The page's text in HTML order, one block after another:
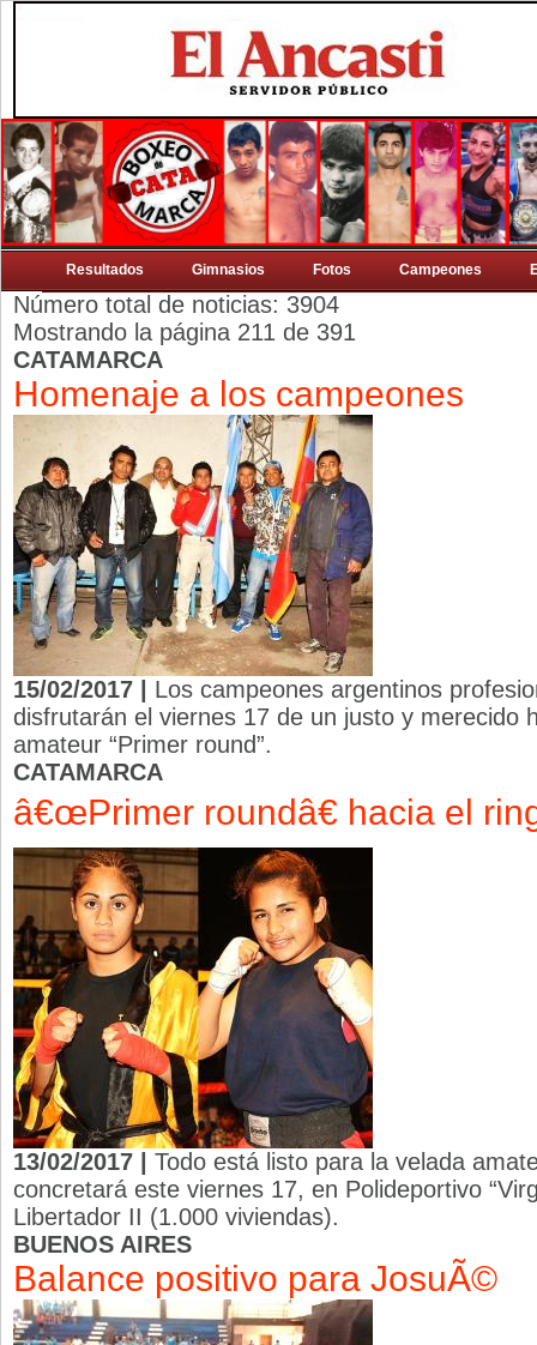
Resultados Gimnasios Fotos Campeones
Número total de noticias: 3904
Mostrando la página 211 de 391
CATAMARCA
Homenaje a los campeones
15/02/2017 | Los campeones argentinos
disfrutarán el viernes 17 de un justo y merecido
amateur “Primer round”.
CATAMARCA
â€œPrimer roundâ€ hacia el
13/02/2017 | Todo está listo para la velada
concretará este viernes 17, en Polideportivo
Libertador II (1.000 viviendas).
BUENOS AIRES
Balance positivo para JosuÃ©